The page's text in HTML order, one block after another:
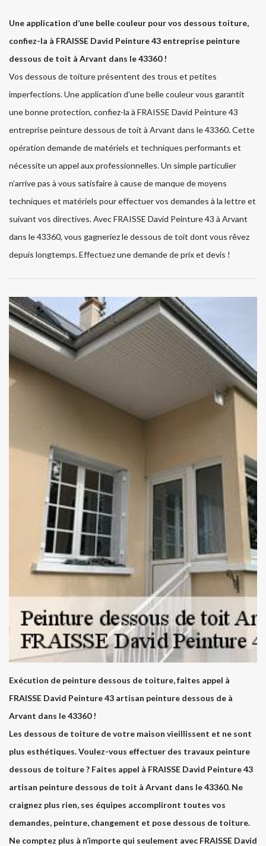
Une application d’une belle couleur pour vos dessous toiture,
confiez-la à FRAISSE David Peinture 43 entreprise peinture
dessous de toit à Arvant dans le 43360 !
Vos dessous de toiture présentent des trous et petites
imperfections. Une application d’une belle couleur vous garantit
une bonne protection, confiez-la à FRAISSE David Peinture 43
entreprise peinture dessous de toit à Arvant dans le 43360. Cette
opération demande de matériels et techniques performants et
nécessite un appel aux professionnelles. Un simple particulier
n’arrive pas à vous satisfaire à cause de manque de moyens
techniques et matériels pour effectuer vos demandes à la lettre et
suivant vos directives. Avec FRAISSE David Peinture 43 à Arvant
dans le 43360, vous gagneriez le dessous de toit dont vous rêvez
depuis longtemps. Effectuez une demande de prix et devis !
Exécution de peinture dessous de toiture, faites appel à
FRAISSE David Peinture 43 artisan peinture dessous de à
Arvant dans le 43360 !
Les dessous de toiture de votre maison vieillissent et ne sont
plus esthétiques. Voulez-vous effectuer des travaux peinture
dessous de toiture ? Faites appel à FRAISSE David Peinture 43
artisan peinture dessous de toit à Arvant dans le 43360. Ne
craignez plus rien, ses équipes accompliront toutes vos
demandes, peinture, changement et pose dessous de toiture.
Ne comptez plus à n’importe qui seulement avec FRAISSE David